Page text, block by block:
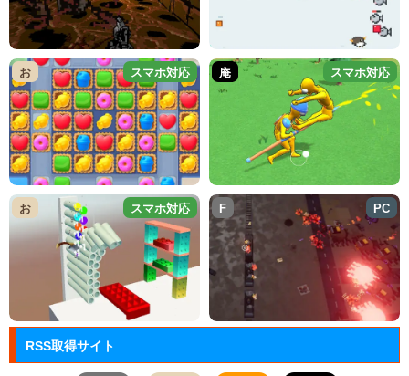
お スマホ対応 庵 スマホ対応
お スマホ対応 F PC
RSS取得サイト